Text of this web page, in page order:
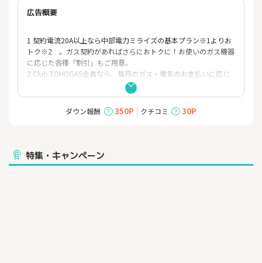
広告概要
1 契約電流20A以上なら中部電力ミライズの基本プラン※1よりお
トク※2 。ガス契約があればさらにおトクに！お使いのガス機器
に応じた各種「割引」もご用意。
2 Club TOHOGAS会員なら、毎月のガス・電気のお支払いに応じ
て「がすてきポイント」がどんどん貯まります。ガス電気代金の
支払いは勿論、商品への交換やプレゼント応募、提携ポイント・
電子マネーにも交換可能です。毎月15日に抽選でデジタルギフト
などの賞品が当たる「がすてきくじ」も配信中！
※1 ポイントプラン、おとくプラン
ダウン報酬 350P クチコミ 30P
特集・キャンペーン